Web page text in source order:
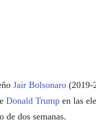
Jair Bolsonaro (2019-
Donald Trump en las
de dos semanas.